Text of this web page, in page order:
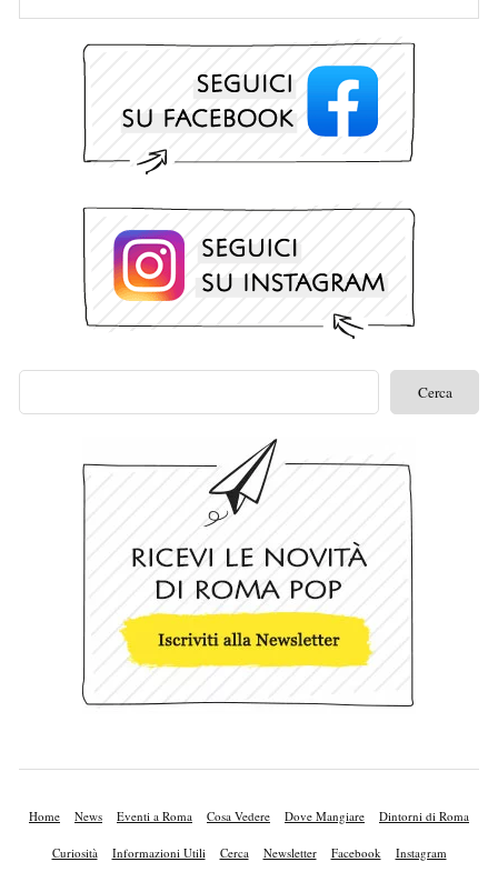
Home News Eventi a Roma Cosa Vedere Dove Mangiare Dintorni di Roma
Curiosità Informazioni Utili Cerca Newsletter Facebook Instagram